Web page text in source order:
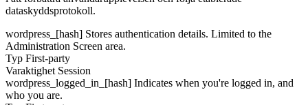
dataskyddsprotokoll.
wordpress_[hash] Stores authentication details. Limited to the
Administration Screen area.
Typ First-party
Varaktighet Session
wordpress_logged_in_[hash] Indicates when you're logged in, and
who you are.